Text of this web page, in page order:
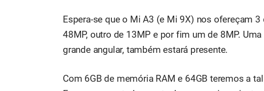
Espera-se que o Mi A3 (e Mi 9X) nos ofereçam
48MP, outro de 13MP e por fim um de 8MP.
grande angular, também estará presente.
Com 6GB de memória RAM e 64GB teremos a